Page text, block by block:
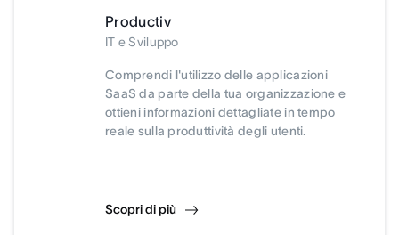
Productiv
IT e Sviluppo
Comprendi l'utilizzo delle applicazioni
SaaS da parte della tua organizzazione e
ottieni informazioni dettagliate in tempo
reale sulla produttività degli utenti.
Scopri di più